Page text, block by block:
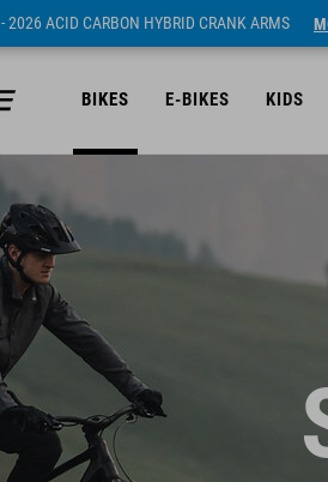
- 2026 ACID CARBON HYBRID CRANK ARMS
BIKES E-BIKES KIDS